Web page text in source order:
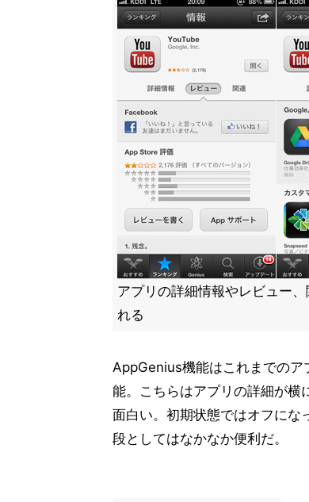
アプリの詳細情報やレビュー
れる
AppGenius機能はこれまでのア
能。こちらはアプリの詳細が横
面白い。初期状態ではオフにな
段としてはなかなか便利だ。